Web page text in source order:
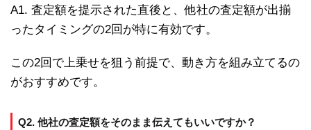
A1. 査定額を提示された直後と、他社の査定額が出揃
ったタイミングの2回が特に有効です。
この2回で上乗せを狙う前提で、動き方を組み立てるの
がおすすめです。
Q2. 他社の査定額をそのまま伝えてもいいですか？